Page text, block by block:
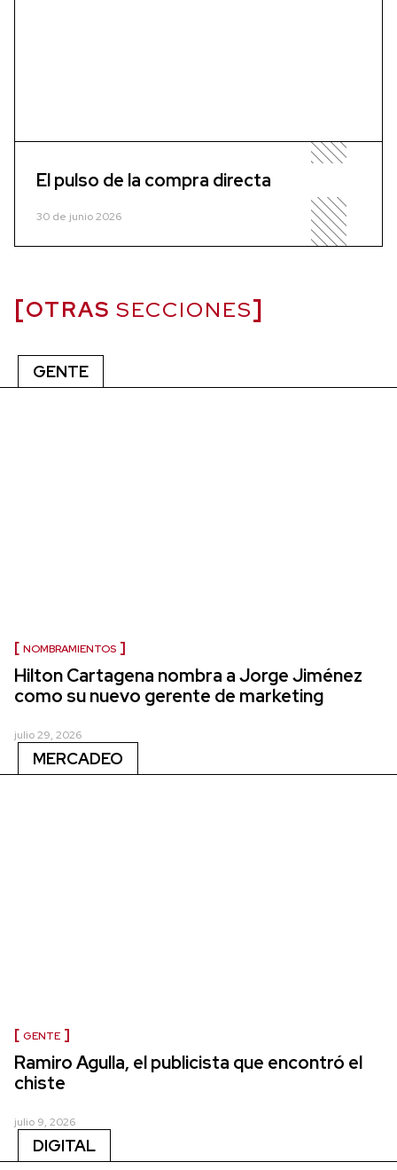
El pulso de la compra directa
30 de junio 2026
OTRAS SECCIONES
GENTE
NOMBRAMIENTOS
Hilton Cartagena nombra a Jorge Jiménez
como su nuevo gerente de marketing
julio 29, 2026
MERCADEO
GENTE
Ramiro Agulla, el publicista que encontró el
chiste
julio 9, 2026
DIGITAL